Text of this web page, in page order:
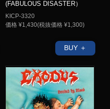
(FABULOUS DISASTER）
KICP-3320
価格 ¥1,430(税抜価格 ¥1,300)
BUY ＋